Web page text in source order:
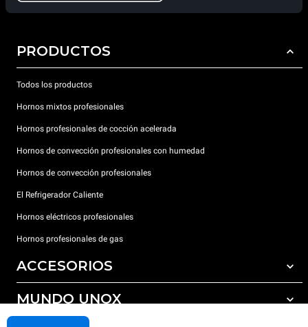
PRODUCTOS
Todos los productos
Hornos mixtos profesionales
Hornos profesionales de cocción acelerada
Hornos de convección profesionales con humedad
Hornos de convección profesionales
El Refrigerador Caliente
Hornos eléctricos profesionales
Hornos profesionales de gas
ACCESORIOS
Todos los accesorios
Detergentes para lavado automático
MUNDO UNOX